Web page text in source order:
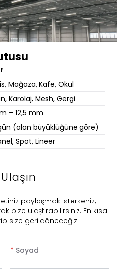
Mağaza, Kafe, Okul
Karolaj, Mesh, Gergi
– 12,5 mm
(alan büyüklüğüne göre)
Spot, Lineer
paylaşmak isterseniz,
bize ulaştırabilirsiniz. En kısa
size geri döneceğiz.
* Soyad